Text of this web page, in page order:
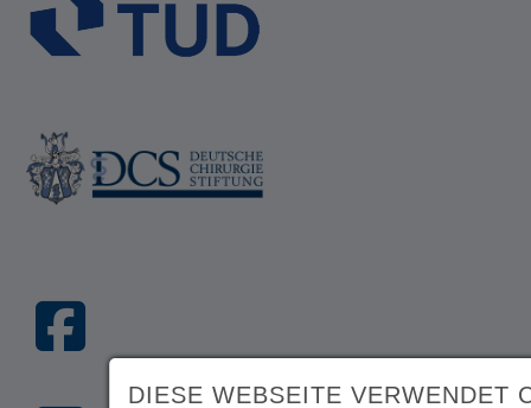
DIESE WEBSEITE VERWENDET